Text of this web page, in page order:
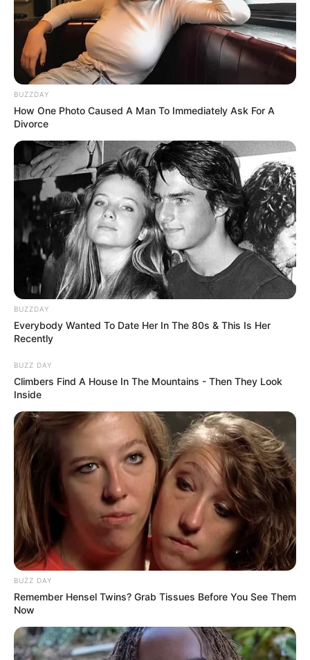
BUZZDAY
How One Photo Caused A Man To Immediately Ask For A
Divorce
BUZZDAY
Everybody Wanted To Date Her In The 80s & This Is Her
Recently
BUZZ DAY
Climbers Find A House In The Mountains - Then They Look
Inside
BUZZ DAY
Remember Hensel Twins? Grab Tissues Before You See Them
Now